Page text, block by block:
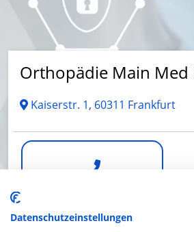
Orthopädie Main Med
Kaiserstr. 1, 60311 Frankfurt
Datenschutzeinstellungen